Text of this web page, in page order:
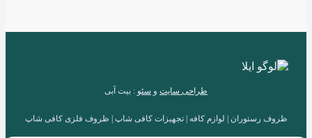
طراحی سایت و سئو : بیت آبی
ظروف رستوران | لوازم کافه | تجهیزات کافی شاپ | ظروف فلزی کافی شاپ